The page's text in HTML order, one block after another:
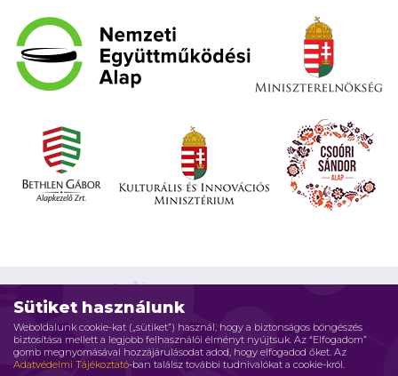
Sütiket használunk
Weboldalunk cookie-kat („sütiket”) használ, hogy a biztonságos böngészés
biztosítása mellett a legjobb felhasználói élményt nyújtsuk. Az “Elfogadom”
gomb megnyomásával hozzájárulásodat adod, hogy elfogadod őket. Az
Adatvédelmi Tájékoztató-ban találsz további tudnivalókat a cookie-król.
Impresszum Adatvédelmi elvek Jogi nyilatkozat